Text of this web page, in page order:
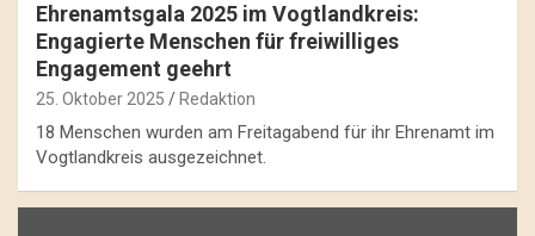
Ehrenamtsgala 2025 im Vogtlandkreis:
Engagierte Menschen für freiwilliges
Engagement geehrt
25. Oktober 2025 Redaktion
18 Menschen wurden am Freitagabend für ihr Ehrenamt im
Vogtlandkreis ausgezeichnet.